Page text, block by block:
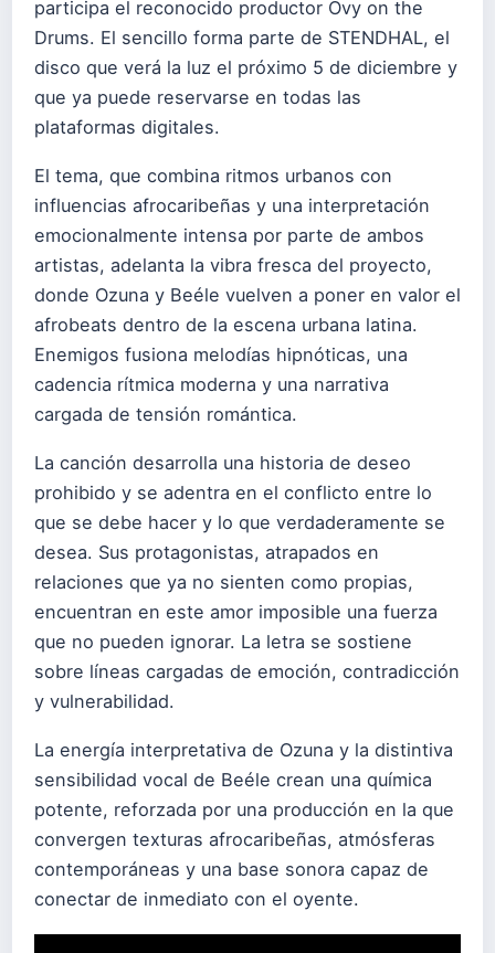
participa el reconocido productor Ovy on the
Drums. El sencillo forma parte de STENDHAL, el
disco que verá la luz el próximo 5 de diciembre y
que ya puede reservarse en todas las
plataformas digitales.
El tema, que combina ritmos urbanos con
influencias afrocaribeñas y una interpretación
emocionalmente intensa por parte de ambos
artistas, adelanta la vibra fresca del proyecto,
donde Ozuna y Beéle vuelven a poner en valor el
afrobeats dentro de la escena urbana latina.
Enemigos fusiona melodías hipnóticas, una
cadencia rítmica moderna y una narrativa
cargada de tensión romántica.
La canción desarrolla una historia de deseo
prohibido y se adentra en el conflicto entre lo
que se debe hacer y lo que verdaderamente se
desea. Sus protagonistas, atrapados en
relaciones que ya no sienten como propias,
encuentran en este amor imposible una fuerza
que no pueden ignorar. La letra se sostiene
sobre líneas cargadas de emoción, contradicción
y vulnerabilidad.
La energía interpretativa de Ozuna y la distintiva
sensibilidad vocal de Beéle crean una química
potente, reforzada por una producción en la que
convergen texturas afrocaribeñas, atmósferas
contemporáneas y una base sonora capaz de
conectar de inmediato con el oyente.